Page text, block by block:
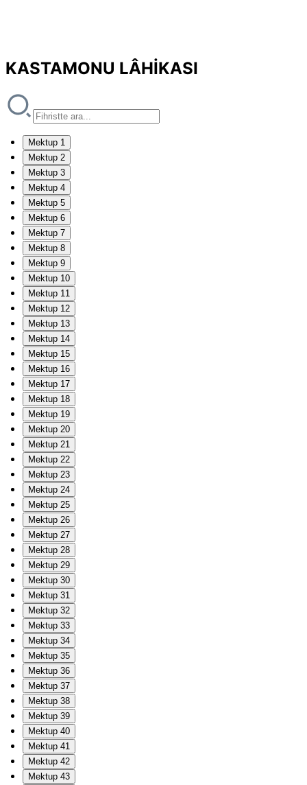
KASTAMONU LÂHİKASI
Mektup 1
Mektup 2
Mektup 3
Mektup 4
Mektup 5
Mektup 6
Mektup 7
Mektup 8
Mektup 9
Mektup 10
Mektup 11
Mektup 12
Mektup 13
Mektup 14
Mektup 15
Mektup 16
Mektup 17
Mektup 18
Mektup 19
Mektup 20
Mektup 21
Mektup 22
Mektup 23
Mektup 24
Mektup 25
Mektup 26
Mektup 27
Mektup 28
Mektup 29
Mektup 30
Mektup 31
Mektup 32
Mektup 33
Mektup 34
Mektup 35
Mektup 36
Mektup 37
Mektup 38
Mektup 39
Mektup 40
Mektup 41
Mektup 42
Mektup 43